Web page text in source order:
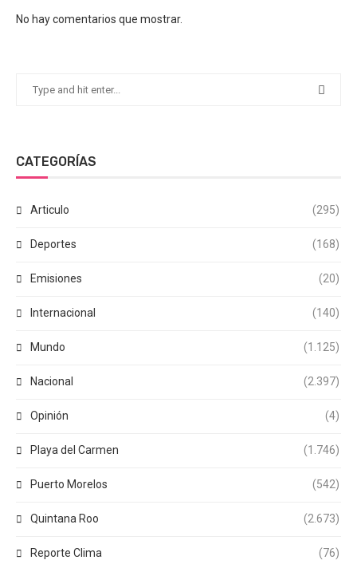
No hay comentarios que mostrar.
CATEGORÍAS
Articulo (295)
Deportes (168)
Emisiones (20)
Internacional (140)
Mundo (1.125)
Nacional (2.397)
Opinión (4)
Playa del Carmen (1.746)
Puerto Morelos (542)
Quintana Roo (2.673)
Reporte Clima (76)